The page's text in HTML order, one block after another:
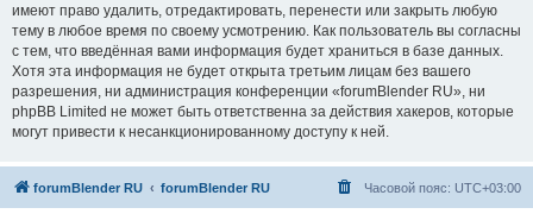
имеют право удалить, отредактировать, перенести или закрыть любую
тему в любое время по своему усмотрению. Как пользователь вы согласны
с тем, что введённая вами информация будет храниться в базе данных.
Хотя эта информация не будет открыта третьим лицам без вашего
разрешения, ни администрация конференции «forumBlender RU», ни
phpBB Limited не может быть ответственна за действия хакеров, которые
могут привести к несанкционированному доступу к ней.
forumBlender RU forumBlender RU Часовой пояс: UTC+03:00